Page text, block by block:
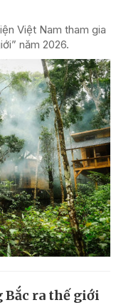
Việt Nam tham gia
năm 2026.
Bắc ra thế giới